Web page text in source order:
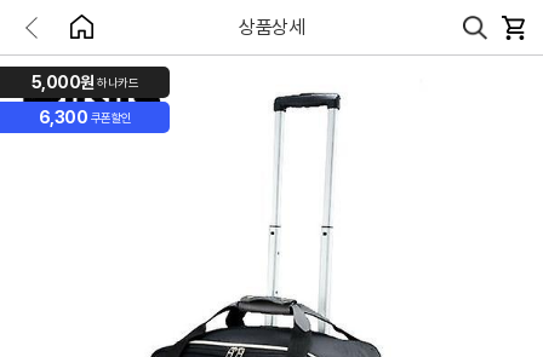
상품상세
5,000원 하나카드
6,300 쿠폰할인